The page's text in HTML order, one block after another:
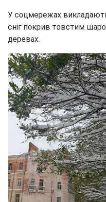
У соцмережах
сніг покрив товстим
деревах.